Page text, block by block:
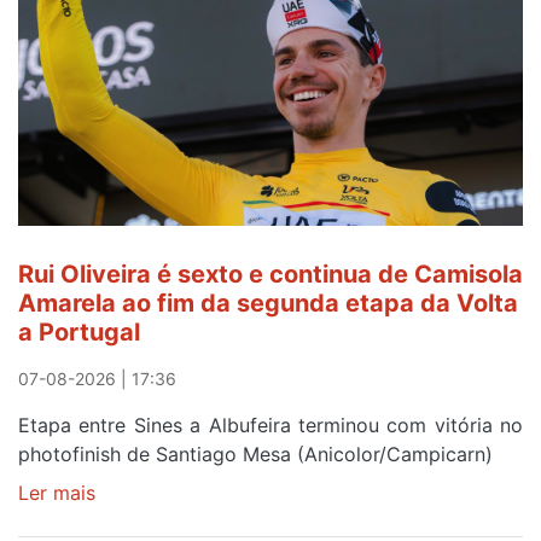
ser
do
gaiense
Rui
Oliveira
após
quinto
lugar
Beja
e
Elvas
Rui Oliveira é sexto e continua de Camisola
Amarela ao fim da segunda etapa da Volta
a Portugal
07-08-2026 | 17:36
Etapa entre Sines a Albufeira terminou com vitória no
photofinish de Santiago Mesa (Anicolor/Campicarn)
Ler mais